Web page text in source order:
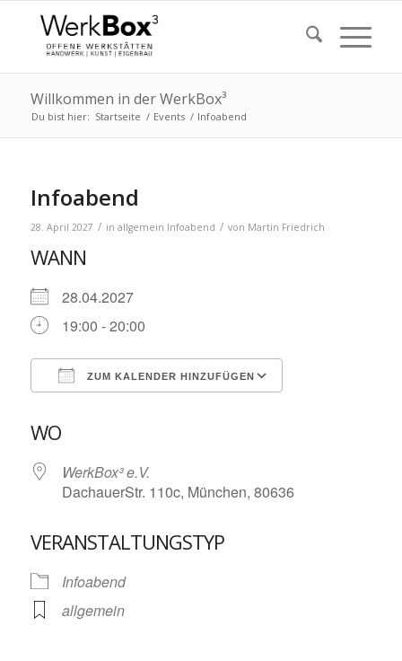
Willkommen in der WerkBox³
Du bist hier: Startseite / Events / Infoabend
Infoabend
28. April 2027 / in allgemein Infoabend / von Martin Friedrich
WANN
28.04.2027
19:00 - 20:00
ZUM KALENDER HINZUFÜGEN
WO
WerkBox³ e.V.
DachauerStr. 110c, München, 80636
VERANSTALTUNGSTYP
Infoabend
allgemein